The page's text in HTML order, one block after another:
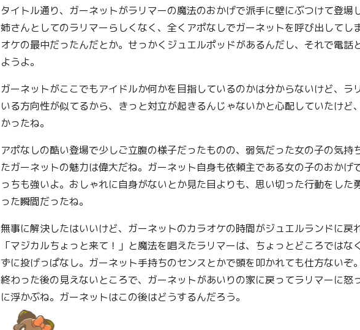
タイトル通り、ガーネットがラリマーの魔法のおかげで派手に壁にぶつけて登場
姉さんとしてのラリマーらしくなく、全くアポなしでガーネットを呼び出してし
オケの最中だったんだとか。せっかくジュエルポッドがあるんだし、それで電話
ようよ。
ガーネットがここでもアイドルか何かを目指しているのかは分からないけど、ラ
いる方向性が似てるから、きっと対立が起きるんじゃないかと心配していたけど
かったね。
アポなしの酷い登場で少しご立腹の様子だったものの、弱気だった女の子の気持
たガーネットの魅力は偉大だね。ガーネット自身も依頼主である女の子のおかげ
っちも強いよ。おしゃれに自身がないとか見た目よりも、思い切った行動をした
った瞬間だったね。
無事に解決したはいいけど、ガーネットのカラオケの時間がジュエルランドに戻
「マジカルちょっと来て！」と魔法を唱えたラリマーは、ちょっとどころではな
ずに投げっぱなし。ガーネット手持ちのセンスとかで頭を叩かれても仕方ないぞ
終わった後の見えないところで、ガーネットがあいりの家に戻ってラリマーに怒
に浮かぶね。ガーネットはこの後はどうするんだろう。